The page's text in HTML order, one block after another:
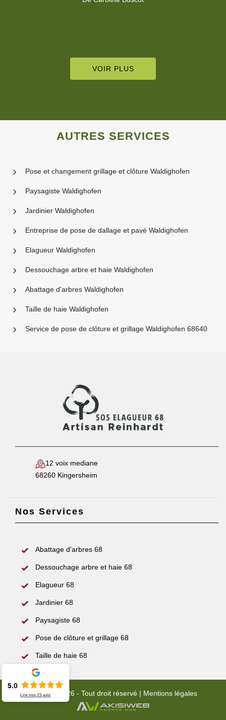
VOIR PLUS
AUTRES SERVICES
Pose et changement grillage et clôture Waldighofen
Paysagiste Waldighofen
Jardinier Waldighofen
Entreprise de pose de dallage et pavé Waldighofen
Elagueur Waldighofen
Dessouchage arbre et haie Waldighofen
Abattage d'arbres Waldighofen
Taille de haie Waldighofen
Service de pose de clôture et grillage Waldighofen 68640
12 voix mediane
68260 Kingersheim
Nos Services
Abattage d'arbres 68
Dessouchage arbre et haie 68
Elagueur 68
Jardinier 68
Paysagiste 68
Pose de clôture et grillage 68
Taille de haie 68
© 2022 - 2026 - Tout droit réservé | Mentions légales
5.0
Lire nos15 avis